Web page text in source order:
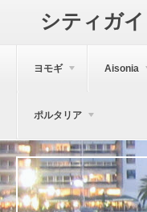
シティガ
ヨモギ Aisonia
ポルタリア